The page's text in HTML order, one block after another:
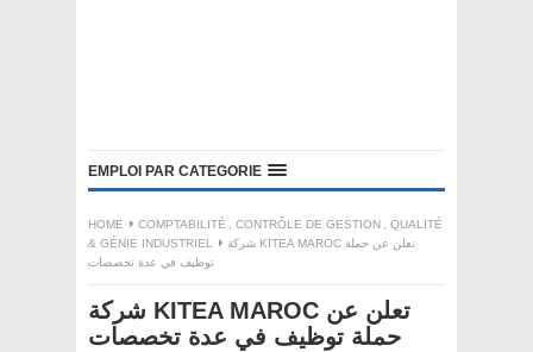
EMPLOI PAR CATEGORIE
HOME COMPTABILITÉ , CONTRÔLE DE GESTION , QUALITÉ
& GÉNIE INDUSTRIEL
شركة KITEA MAROC تعلن عن حملة
توظيف في عدة تخصصات
شركة KITEA MAROC تعلن عن
حملة توظيف في عدة تخصصات